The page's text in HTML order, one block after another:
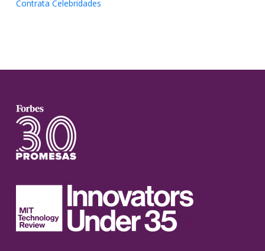
Contrata Celebridades